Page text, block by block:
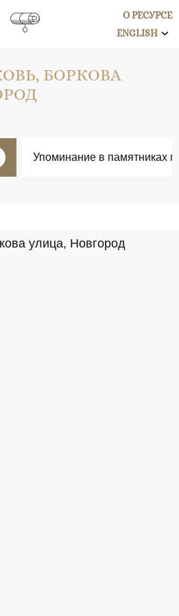
О РЕСУРСЕ
ENGLISH
БОРКОВА
Упоминание в памятниках
улица, Новгород